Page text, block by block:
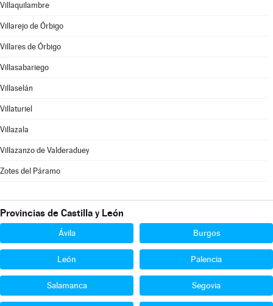
Villaquilambre
Villarejo de Órbigo
Villares de Órbigo
Villasabariego
Villaselán
Villaturiel
Villazala
Villazanzo de Valderaduey
Zotes del Páramo
Provincias de Castilla y León
Ávila Burgos
León Palencia
Salamanca Segovia